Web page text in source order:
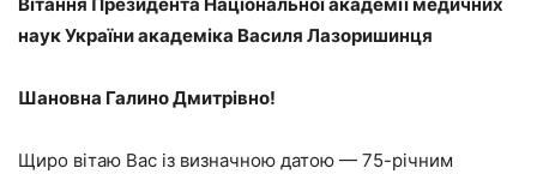
наук України академіка Василя Лазоришинця
Шановна Галино Дмитрівно!
Щиро вітаю Вас із визначною датою — 75-річним